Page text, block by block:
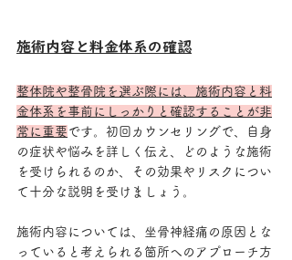
施術内容と料金体系の確認
整体院や整骨院を選ぶ際には、施術内容と料
金体系を事前にしっかりと確認することが非
常に重要 です。初回カウンセリングで、自身
の症状や悩みを詳しく伝え、どのような施術
を受けられるのか、その効果やリスクについ
て十分な説明を受けましょう。
施術内容については、坐骨神経痛の原因とな
っていると考えられる箇所へのアプローチ方